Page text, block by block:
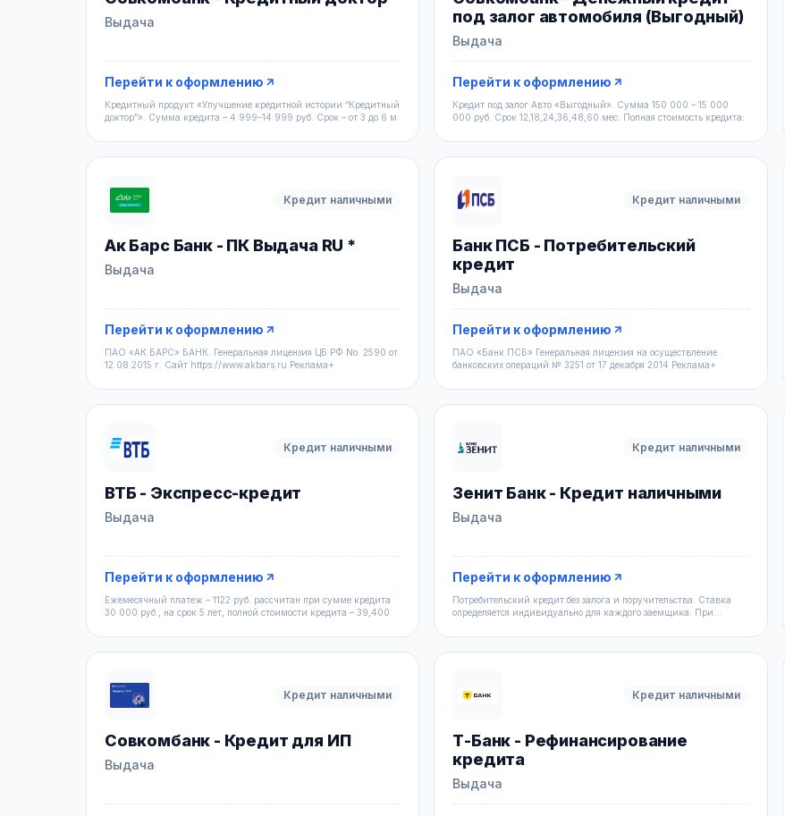
Выдача
Перейти к оформлению
Кредитный продукт «Улучшение кредитной истории “Кредитный
доктор”». Сумма кредита – 4 999–14 999 руб. Срок – от 3 до 6 м
под залог автомобиля (Выгодный)
Выдача
Перейти к оформлению
Кредит под залог Авто «Выгодный». Сумма 150 000 – 15 000
000 руб. Срок 12,18,24,36,48,60 мес. Полная стоимость кредита:
Кредит наличными
Ак Барс Банк - ПК Выдача RU *
Выдача
Перейти к оформлению
ПАО «АК БАРС» БАНК. Генеральная лицензия ЦБ РФ No. 2590 от
12.08.2015 г. Сайт https://www.akbars.ru Реклама+
Кредит наличными
Банк ПСБ - Потребительский
кредит
Выдача
Перейти к оформлению
ПAO «Банк ПСБ» Генеральная лицензия на осуществление
банковских операций № 3251 от 17 декабря 2014 Реклама+
Кредит наличными
ВТБ - Экспресс-кредит
Выдача
Перейти к оформлению
Ежемесячный платеж – 1122 руб. рассчитан при сумме кредита
30 000 руб., на срок 5 лет, полной стоимости кредита – 39,400
Кредит наличными
Зенит Банк - Кредит наличными
Выдача
Перейти к оформлению
Потребительский кредит без залога и поручительства. Ставка
определяется индивидуально для каждого заемщика. При
Кредит наличными
Совкомбанк - Кредит для ИП
Выдача
Кредит наличными
Т-Банк - Рефинансирование
кредита
Выдача